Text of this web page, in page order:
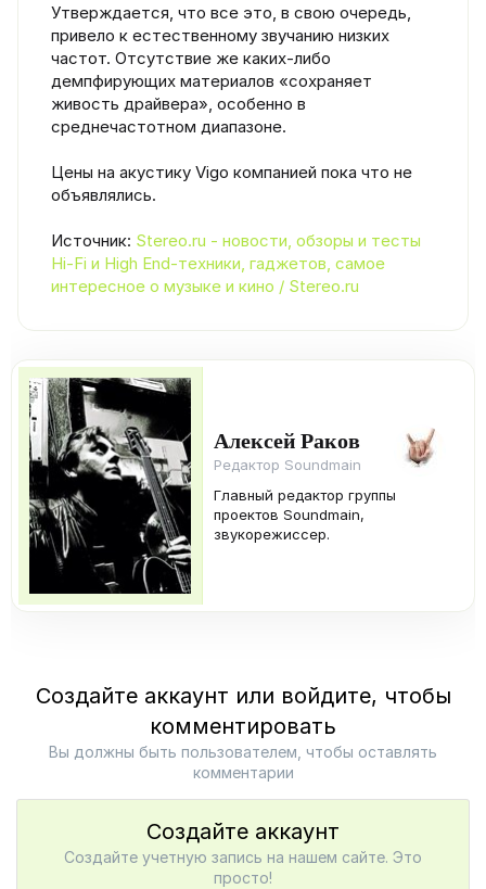
Утверждается, что все это, в свою очередь,
привело к естественному звучанию низких
частот. Отсутствие же каких-либо
демпфирующих материалов «сохраняет
живость драйвера», особенно в
среднечастотном диапазоне.
Цены на акустику Vigo компанией пока что не
объявлялись.
Источник: Stereo.ru - новости, обзоры и тесты
Hi-Fi и High End-техники, гаджетов, самое
интересное о музыке и кино / Stereo.ru
Алексей Раков
Редактор Soundmain
Главный редактор группы
проектов Soundmain,
звукорежиссер.
Создайте аккаунт или войдите, чтобы
комментировать
Вы должны быть пользователем, чтобы оставлять
комментарии
Создайте аккаунт
Создайте учетную запись на нашем сайте. Это
просто!